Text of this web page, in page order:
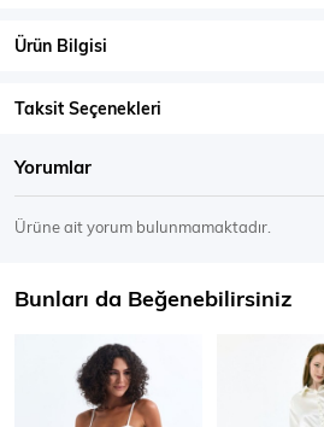
Ürün Bilgisi
Taksit Seçenekleri
Yorumlar
Ürüne ait yorum bulunmamaktadır.
Bunları da Beğenebilirsiniz